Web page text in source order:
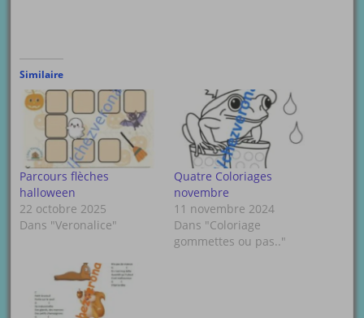
Similaire
Parcours flèches
halloween
22 octobre 2025
Dans "Veronalice"
Quatre Coloriages
novembre
11 novembre 2024
Dans "Coloriage
gommettes ou pas.."